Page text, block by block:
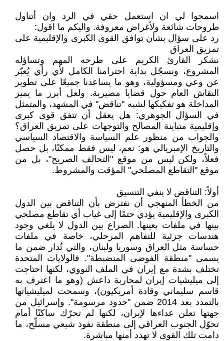
اسمحوا لي ان استعمل حقي في الرد وان أتناول
طروحات شائعة ولأغراض معروفة. واليكم ما اقول:
رد على سؤال بشأن توافق القوى الكبرى والإقليمية على
تمزيق العراق
نشكر القارئ الكريم على طرحه المهم وتساؤله
المشروع، ونسجّل بداية احترامنا الكامل لأي رأي يُعبّر
عن وعي ومسؤولية، وهو ما يساعدنا جميعًا على تطوير
النقاش العام حول قضايا مصيرية. ولعل أبرز ما يميز
المداخلة هو تفكيكها لشبه "تناقض" في المشهد، والمتمثل
في السؤال الجوهري: هل يعقل أن تتفق قوى كبرى
وإقليمية متباينة المصالح والتوجهات على تمزيق العراق؟
والجواب من منظور علم السياسة والاقتصاد السياسي
والتاريخ الإمبريالي هو: نعم، ليس فقط ممكنًا، بل حصل
فعلاً، ولكن ليس من موقع "التحالف الصريح"، بل من
موقع "التقاطع المصلحي" المؤقت والمشروط.
أولاً: التناقض لا ينفي التنسيق
من الخطأ المنهجي أن نفترض بأن التناقض بين الدول
الكبرى والإقليمية يؤدي حتمًا إلى غياب أي تقاطع مصلحي
بينها في ملفات بعينها. الصراع بين الدول لا يلغي وجود
هندسات جزئية للتفاهم المرحلي، خاصة في ملفات
حساسة مثل العراق وسوريا ولبنان، والتي تُدار ضمن ما
يسمى "منطقة الفوضى المنضبطة". فالولايات المتحدة
تختلف بشدة مع إيران في الملف النووي، لكنها احتاجت
إلى ميليشيات إيران لمحاربة داعش (وهو ما اعترف به
قاسم سليماني وقادة أمريكيون)، وسمحت لميليشياتها
بالتمدد بعد 2014 ضمن "حدود مرسومة". وإسرائيل من
جهتها تعلن عداءها لإيران، لكنها لم تحرّك ساكنًا أمام
تحوّل الجنوب العراقي إلى منطقة نفوذ شيعي مسلّح، ما
دامت تلك القوى لا تهدد أمنها مباشرة.